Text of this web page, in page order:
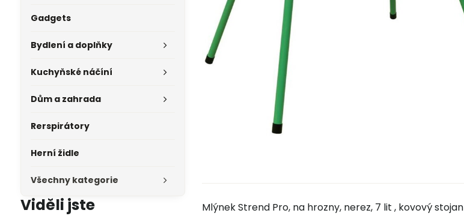
Mlýnek Strend Pro, na hrozny, nerez, 7 lit , kovový stojan
Gadgets
Bydlení a doplňky
Kuchyňské náčíní
Dům a zahrada
Rerspirátory
Herní židle
Všechny kategorie
Viděli jste